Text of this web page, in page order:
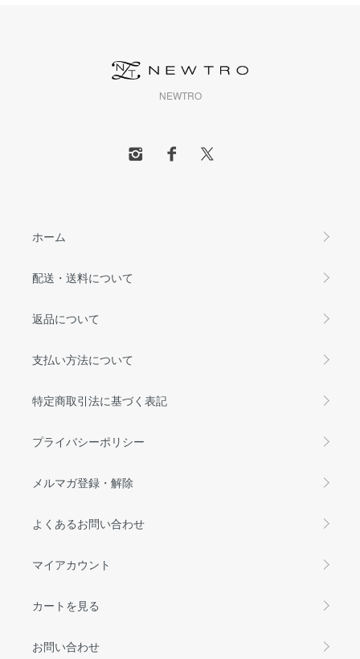
NEWTRO
ホーム
配送・送料について
返品について
支払い方法について
特定商取引法に基づく表記
プライバシーポリシー
メルマガ登録・解除
よくあるお問い合わせ
マイアカウント
カートを見る
お問い合わせ